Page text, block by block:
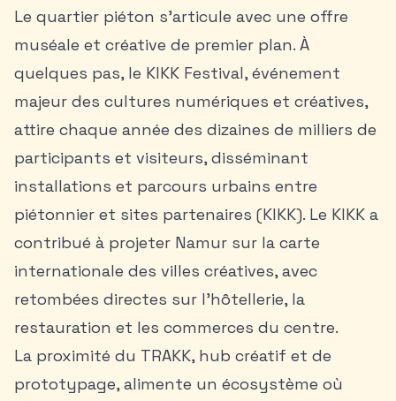
Le quartier piéton s’articule avec une offre
muséale et créative de premier plan. À
quelques pas, le KIKK Festival, événement
majeur des cultures numériques et créatives,
attire chaque année des dizaines de milliers de
participants et visiteurs, disséminant
installations et parcours urbains entre
piétonnier et sites partenaires (KIKK). Le KIKK a
contribué à projeter Namur sur la carte
internationale des villes créatives, avec
retombées directes sur l’hôtellerie, la
restauration et les commerces du centre.
La proximité du TRAKK, hub créatif et de
prototypage, alimente un écosystème où